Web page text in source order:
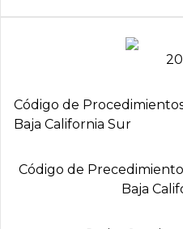
Código de
Baja California Sur
Código de
Baja